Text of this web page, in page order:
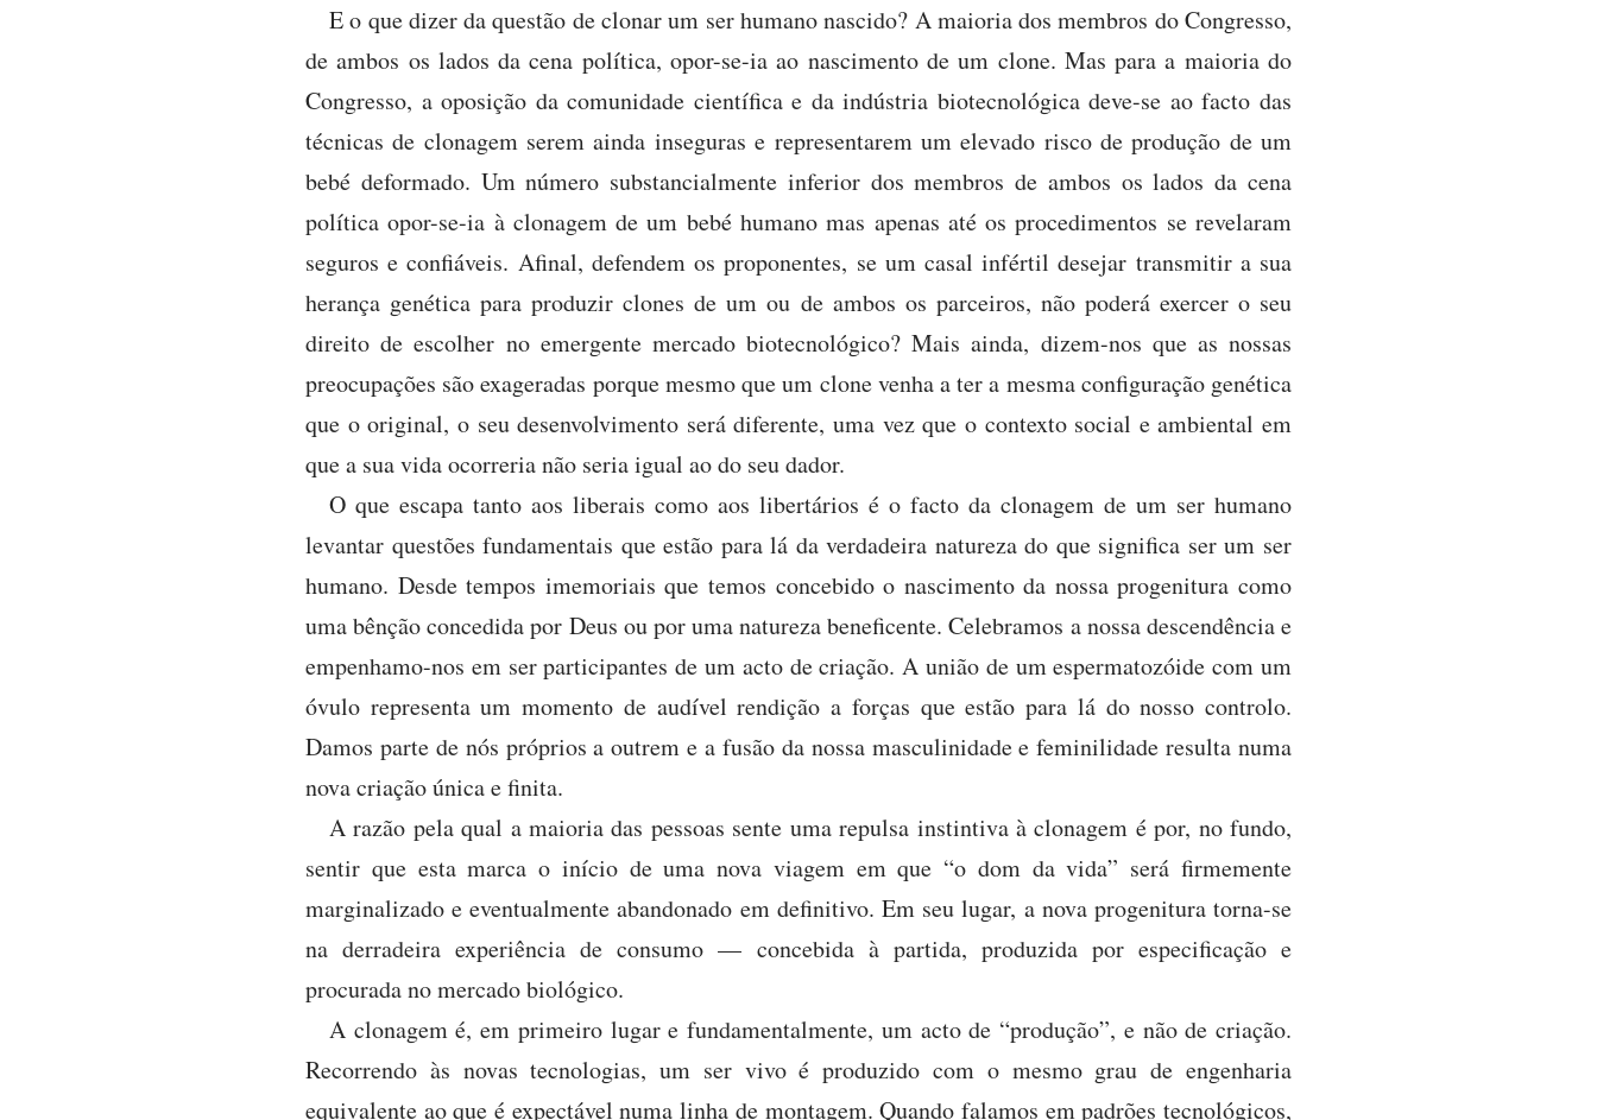
E o que dizer da questão de clonar um ser humano nascido? A maioria dos membros do Congresso,
de ambos os lados da cena política, opor-se-ia ao nascimento de um clone. Mas para a maioria do
Congresso, a oposição da comunidade científica e da indústria biotecnológica deve-se ao facto das
técnicas de clonagem serem ainda inseguras e representarem um elevado risco de produção de um
bebé deformado. Um número substancialmente inferior dos membros de ambos os lados da cena
política opor-se-ia à clonagem de um bebé humano mas apenas até os procedimentos se revelaram
seguros e confiáveis. Afinal, defendem os proponentes, se um casal infértil desejar transmitir a sua
herança genética para produzir clones de um ou de ambos os parceiros, não poderá exercer o seu
direito de escolher no emergente mercado biotecnológico? Mais ainda, dizem-nos que as nossas
preocupações são exageradas porque mesmo que um clone venha a ter a mesma configuração genética
que o original, o seu desenvolvimento será diferente, uma vez que o contexto social e ambiental em
que a sua vida ocorreria não seria igual ao do seu dador.
O que escapa tanto aos liberais como aos libertários é o facto da clonagem de um ser humano
levantar questões fundamentais que estão para lá da verdadeira natureza do que significa ser um ser
humano. Desde tempos imemoriais que temos concebido o nascimento da nossa progenitura como
uma bênção concedida por Deus ou por uma natureza beneficente. Celebramos a nossa descendência e
empenhamo-nos em ser participantes de um acto de criação. A união de um espermatozóide com um
óvulo representa um momento de audível rendição a forças que estão para lá do nosso controlo.
Damos parte de nós próprios a outrem e a fusão da nossa masculinidade e feminilidade resulta numa
nova criação única e finita.
A razão pela qual a maioria das pessoas sente uma repulsa instintiva à clonagem é por, no fundo,
sentir que esta marca o início de uma nova viagem em que “o dom da vida” será firmemente
marginalizado e eventualmente abandonado em definitivo. Em seu lugar, a nova progenitura torna-se
na derradeira experiência de consumo — concebida à partida, produzida por especificação e
procurada no mercado biológico.
A clonagem é, em primeiro lugar e fundamentalmente, um acto de “produção”, e não de criação.
Recorrendo às novas tecnologias, um ser vivo é produzido com o mesmo grau de engenharia
equivalente ao que é expectável numa linha de montagem. Quando falamos em padrões tecnológicos,